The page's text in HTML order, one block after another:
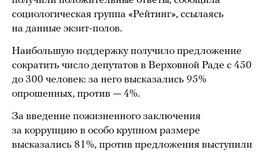
социологическая группа «Рейтинг», ссылаясь
на данные экзит-полов.
Наибольшую поддержку получило предложение
сократить число депутатов в Верховной Раде с 450
до 300 человек: за него высказались 95%
опрошенных, против — 4%.
За введение пожизненного заключения
за коррупцию в особо крупном размере
высказались 81%, против предложения выступили